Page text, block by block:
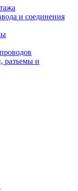
и соединения
разъемы и